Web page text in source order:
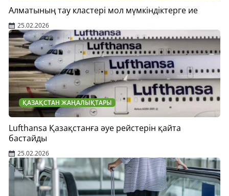
Алматының тау кластері мол мүмкіндіктерге ие
25.02.2026
ҚАЗАҚСТАН ЖАҢАЛЫҚТАРЫ
Lufthansa Қазақстанға әуе рейстерін қайта
бастайды
25.02.2026